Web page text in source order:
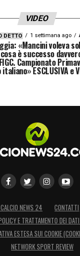
VIDEO
DETTO 1 settimana ago
«Mancini voleva
è successo
Campionato
ESCLUSIVA e
NEWS 24 CONTATTI
E TRATTAMENTO DEI
ESTESA SUI COOKIE
NETWORK SPORT REVIEW